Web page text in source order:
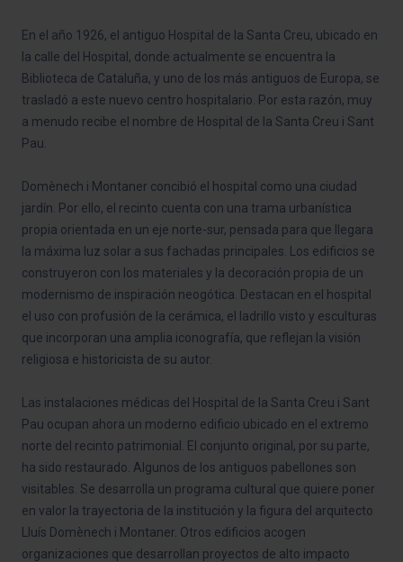
En el año 1926, el antiguo Hospital de la Santa Creu, ubicado en
la calle del Hospital, donde actualmente se encuentra la
Biblioteca de Cataluña, y uno de los más antiguos de Europa, se
trasladó a este nuevo centro hospitalario. Por esta razón, muy
a menudo recibe el nombre de Hospital de la Santa Creu i Sant
Pau.
Domènech i Montaner concibió el hospital como una ciudad
jardín. Por ello, el recinto cuenta con una trama urbanística
propia orientada en un eje norte-sur, pensada para que llegara
la máxima luz solar a sus fachadas principales. Los edificios se
construyeron con los materiales y la decoración propia de un
modernismo de inspiración neogótica. Destacan en el hospital
el uso con profusión de la cerámica, el ladrillo visto y esculturas
que incorporan una amplia iconografía, que reflejan la visión
religiosa e historicista de su autor.
Las instalaciones médicas del Hospital de la Santa Creu i Sant
Pau ocupan ahora un moderno edificio ubicado en el extremo
norte del recinto patrimonial. El conjunto original, por su parte,
ha sido restaurado. Algunos de los antiguos pabellones son
visitables. Se desarrolla un programa cultural que quiere poner
en valor la trayectoria de la institución y la figura del arquitecto
Lluís Domènech i Montaner. Otros edificios acogen
organizaciones que desarrollan proyectos de alto impacto